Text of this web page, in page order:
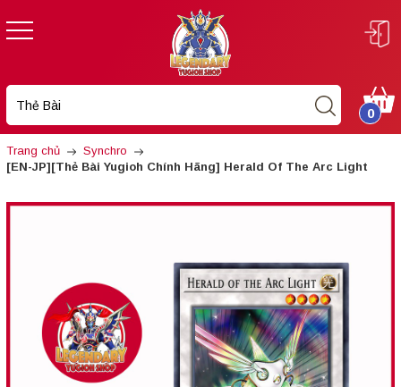
0
Trang chủ
Synchro
[EN-JP][Thẻ Bài Yugioh Chính Hãng] Herald Of The Arc Light